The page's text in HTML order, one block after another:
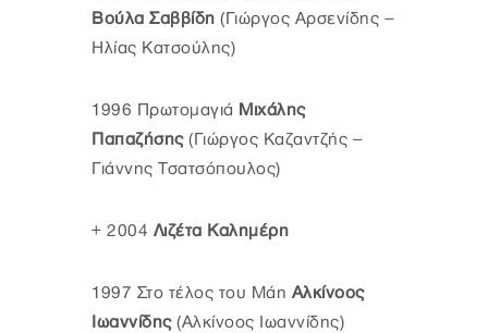
Βούλα Σαββίδη (Γιώργος Αρσενίδης –
Ηλίας Κατσούλης)
1996 Πρωτομαγιά Μιχάλης
Παπαζήσης (Γιώργος Καζαντζής –
Γιάννης Τσατσόπουλος)
+ 2004 Λιζέτα Καλημέρη
1997 Στο τέλος του Μάη Αλκίνοος
Ιωαννίδης(Αλκίνοος Ιωαννίδης)